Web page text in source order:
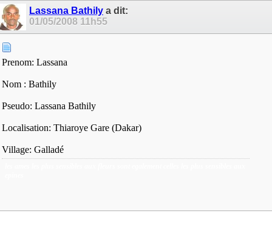
Lassana Bathily a dit:
01/05/2008 11h55
Prenom: Lassana
Nom : Bathily
Pseudo: Lassana Bathily
Localisation: Thiaroye Gare (Dakar)
Village: Galladé